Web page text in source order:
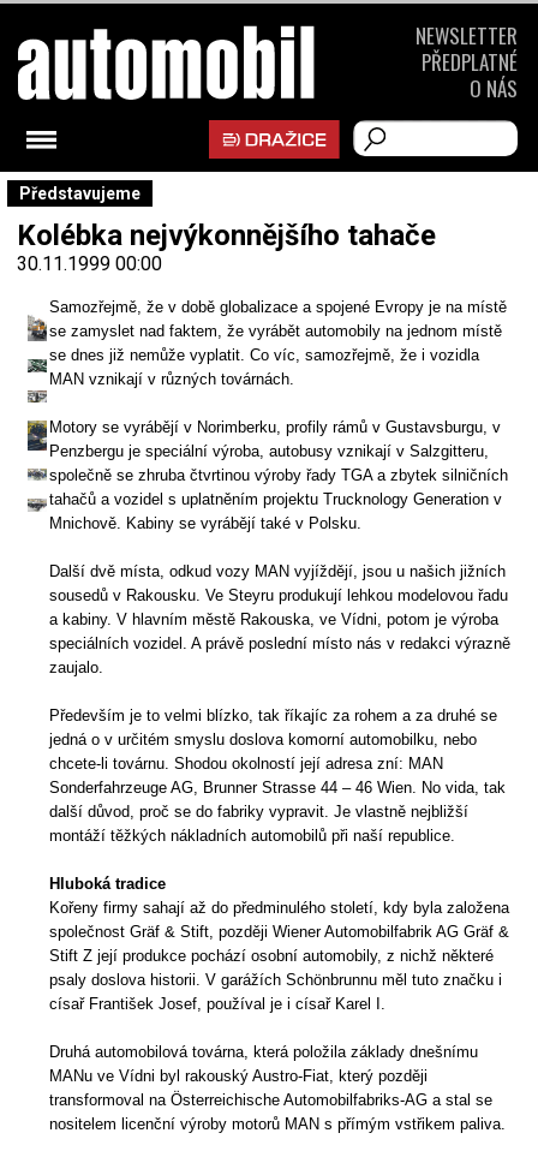
Představujeme
Kolébka nejvýkonnějšího tahače
30.11.1999 00:00
Samozřejmě, že v době globalizace a spojené Evropy je na místě
se zamyslet nad faktem, že vyrábět automobily na jednom místě
se dnes již nemůže vyplatit. Co víc, samozřejmě, že i vozidla
MAN vznikají v různých továrnách.
Motory se vyrábějí v Norimberku, profily rámů v Gustavsburgu, v
Penzbergu je speciální výroba, autobusy vznikají v Salzgitteru,
společně se zhruba čtvrtinou výroby řady TGA a zbytek silničních
tahačů a vozidel s uplatněním projektu Trucknology Generation v
Mnichově. Kabiny se vyrábějí také v Polsku.
Další dvě místa, odkud vozy MAN vyjíždějí, jsou u našich jižních
sousedů v Rakousku. Ve Steyru produkují lehkou modelovou řadu
a kabiny. V hlavním městě Rakouska, ve Vídni, potom je výroba
speciálních vozidel. A právě poslední místo nás v redakci výrazně
zaujalo.
Především je to velmi blízko, tak říkajíc za rohem a za druhé se
jedná o v určitém smyslu doslova komorní automobilku, nebo
chcete-li továrnu. Shodou okolností její adresa zní: MAN
Sonderfahrzeuge AG, Brunner Strasse 44 – 46 Wien. No vida, tak
další důvod, proč se do fabriky vypravit. Je vlastně nejbližší
montáží těžkých nákladních automobilů při naší republice.
Hluboká tradice
Kořeny firmy sahají až do předminulého století, kdy byla založena
společnost Gräf & Stift, později Wiener Automobilfabrik AG Gräf &
Stift Z její produkce pochází osobní automobily, z nichž některé
psaly doslova historii. V garážích Schönbrunnu měl tuto značku i
císař František Josef, používal je i císař Karel I.
Druhá automobilová továrna, která položila základy dnešnímu
MANu ve Vídni byl rakouský Austro-Fiat, který později
transformoval na Österreichische Automobilfabriks-AG a stal se
nositelem licenční výroby motorů MAN s přímým vstřikem paliva.
NEWSLETTER
PŘEDPLATNÉ
O NÁS